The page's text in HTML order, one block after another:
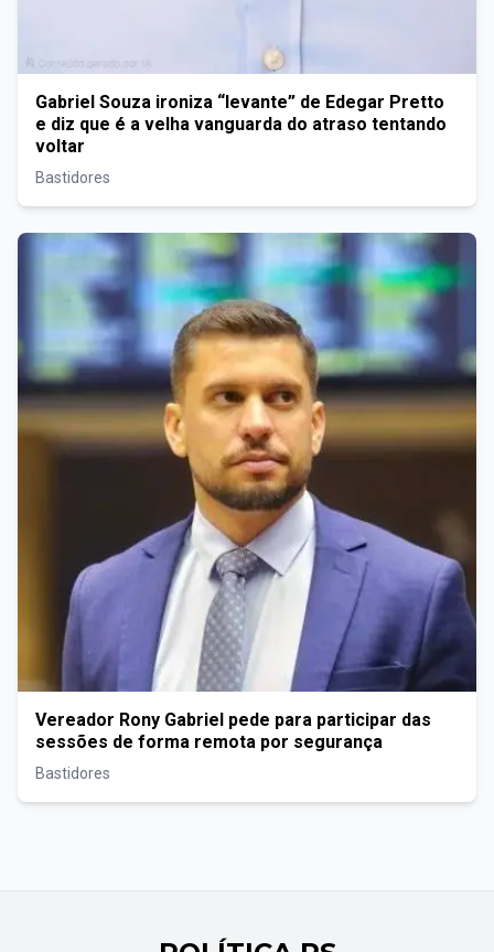
Gabriel Souza ironiza “levante” de Edegar Pretto
e diz que é a velha vanguarda do atraso tentando
voltar
Bastidores
Vereador Rony Gabriel pede para participar das
sessões de forma remota por segurança
Bastidores